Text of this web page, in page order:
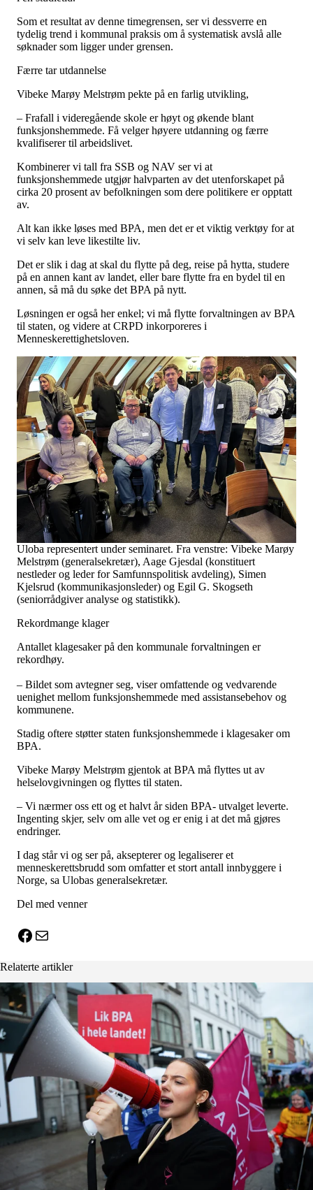
Som et resultat av denne timegrensen, ser vi dessverre en
tydelig trend i kommunal praksis om å systematisk avslå alle
søknader som ligger under grensen.
Færre tar utdannelse
Vibeke Marøy Melstrøm pekte på en farlig utvikling,
– Frafall i videregående skole er høyt og økende blant
funksjonshemmede. Få velger høyere utdanning og færre
kvalifiserer til arbeidslivet.
Kombinerer vi tall fra SSB og NAV ser vi at
funksjonshemmede utgjør halvparten av det utenforskapet på
cirka 20 prosent av befolkningen som dere politikere er opptatt
av.
Alt kan ikke løses med BPA, men det er et viktig verktøy for at
vi selv kan leve likestilte liv.
Det er slik i dag at skal du flytte på deg, reise på hytta, studere
på en annen kant av landet, eller bare flytte fra en bydel til en
annen, så må du søke det BPA på nytt.
Løsningen er også her enkel; vi må flytte forvaltningen av BPA
til staten, og videre at CRPD inkorporeres i
Menneskerettighetsloven.
Uloba representert under seminaret. Fra venstre: Vibeke Marøy
Melstrøm (generalsekretær), Aage Gjesdal (konstituert
nestleder og leder for Samfunnspolitisk avdeling), Simen
Kjelsrud (kommunikasjonsleder) og Egil G. Skogseth
(seniorrådgiver analyse og statistikk).
Rekordmange klager
Antallet klagesaker på den kommunale forvaltningen er
rekordhøy.
– Bildet som avtegner seg, viser omfattende og vedvarende
uenighet mellom funksjonshemmede med assistansebehov og
kommunene.
Stadig oftere støtter staten funksjonshemmede i klagesaker om
BPA.
Vibeke Marøy Melstrøm gjentok at BPA må flyttes ut av
helselovgivningen og flyttes til staten.
– Vi nærmer oss ett og et halvt år siden BPA- utvalget leverte.
Ingenting skjer, selv om alle vet og er enig i at det må gjøres
endringer.
I dag står vi og ser på, aksepterer og legaliserer et
menneskerettsbrudd som omfatter et stort antall innbyggere i
Norge, sa Ulobas generalsekretær.
Del med venner
X
Facebook
E-post
Relaterte artikler